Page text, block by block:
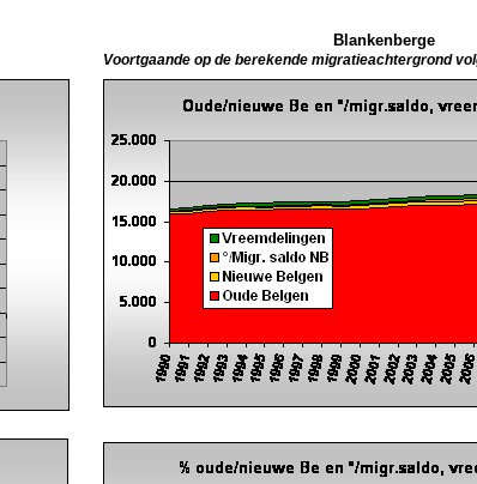
Blankenberge
Voortgaande op de berekende migratieachtergrond